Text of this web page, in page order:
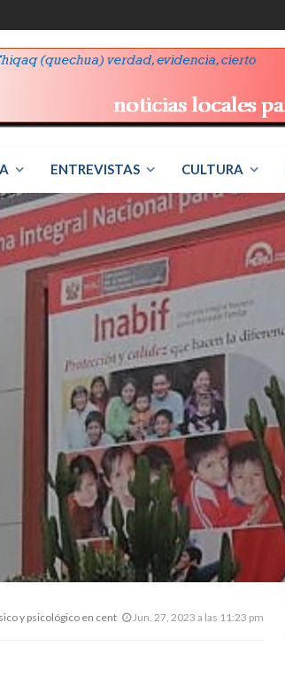
ENTREVISTAS CULTURA
en centro de acogida INABIF hacia menores de edad
Jun. 27, 2023 a las 11:23 pm